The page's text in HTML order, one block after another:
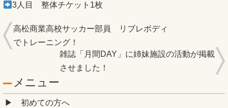
3人目 整体チケット1枚
高松商業高校サッカー部員 リブレボディ
でトレーニング！
雑誌「月間DAY」に姉妹施設の活動が掲載
させました！
メニュー
初めての方へ